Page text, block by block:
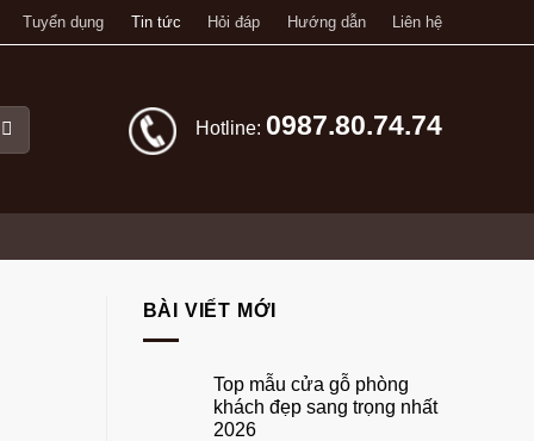
Tuyển dụng Tin tức Hỏi đáp Hướng dẫn Liên hệ
Hotline: 0987.80.74.74
BÀI VIẾT MỚI
Top mẫu cửa gỗ phòng
khách đẹp sang trọng nhất
2026